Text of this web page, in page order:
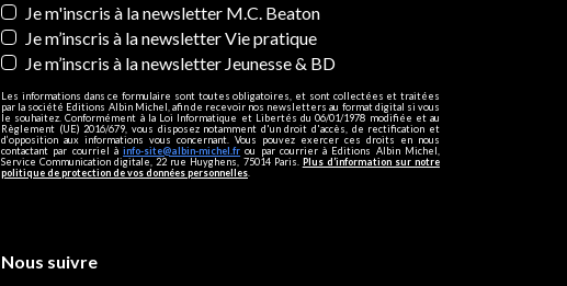
Je m'inscris à la newsletter M.C. Beaton
Je m’inscris à la newsletter Vie pratique
Je m’inscris à la newsletter Jeunesse & BD
Les informations dans ce formulaire sont toutes obligatoires, et sont collectées et traitées
par la société Editions Albin Michel, afin de recevoir nos newsletters au format digital si vous
le souhaitez. Conformément à la Loi Informatique et Libertés du 06/01/1978 modifiée et au
Règlement (UE) 2016/679, vous disposez notamment d'un droit d'accès, de rectification et
d’opposition aux informations vous concernant. Vous pouvez exercer ces droits en nous
contactant par courriel àinfo-site@albin-michel.fr ou par courrier à Editions Albin Michel,
Service Communication digitale, 22 rue Huyghens, 75014 Paris. Plus d’information sur notre
politique de protection de vos données personnelles
Nous suivre